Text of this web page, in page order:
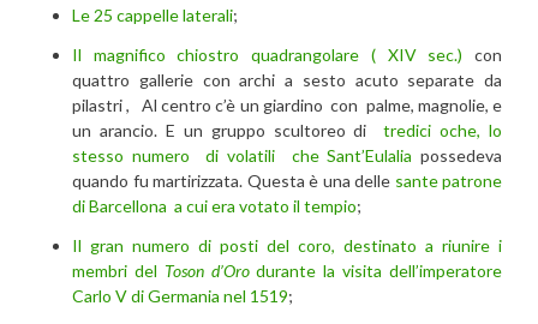
Le 25 cappelle laterali;
Il magnifico chiostro quadrangolare ( XIV sec.) con
quattro gallerie con archi a sesto acuto separate da
pilastri , Al centro c’è un giardino con palme, magnolie, e
un arancio. E un gruppo scultoreo ditredici oche, lo
stesso numero di volatili che Sant’Eulalia possedeva
quando fu martirizzata. Questa è una delle sante patrone
di Barcellona a cui era votato il tempio;
Il gran numero di posti del coro, destinato a riunire i
membri del Toson d’Orodurante la visita dell’imperatore
Carlo V di Germania nel 1519;